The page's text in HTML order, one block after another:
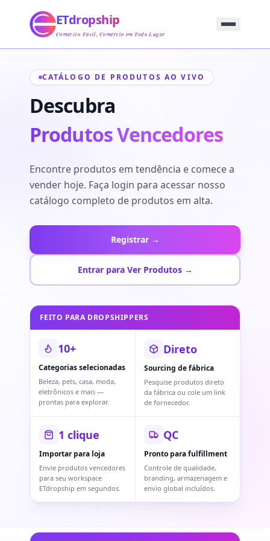
Abastecimento
Serviço
Produto
Suporte
ETdropship
Comércio Fácil, Comércio em Todo Lugar
CATÁLOGO DE PRODUTOS AO VIVO
Descubra
Produtos Vencedores
Encontre produtos em tendência e comece a
vender hoje. Faça login para acessar nosso
catálogo completo de produtos em alta.
Registrar →
Entrar para Ver Produtos →
FEITO PARA DROPSHIPPERS
10+
Categorias selecionadas
Beleza, pets, casa, moda,
eletrônicos e mais —
prontas para explorar.
Direto
Sourcing de fábrica
Pesquise produtos direto
da fábrica ou cole um link
de fornecedor.
1 clique
Importar para loja
Envie produtos vencedores
para seu workspace
ETdropship em segundos.
QC
Pronto para fulfillment
Controle de qualidade,
branding, armazenagem e
envio global incluídos.